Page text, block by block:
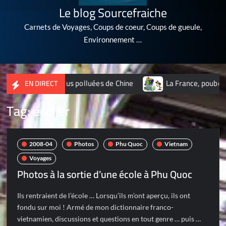
Le blog Sourcefraiche
Carnets de Voyages, Coups de coeur, Coups de gueule,
Environnement …
EN DIRECT
10 villes les plus polluées de Chine La France, poubelle
Tag:écolier
2008-04 Photos Phu Quoc
Vietnam
Voyages
Photos à la sortie d’une école à Phu Quoc
Ils rentraient de l’école … Lorsqu’ils m’ont aperçu, ils ont
fondu sur moi ! Armé de mon dictionnaire franco-
vietnamien, discussions et questions en tout genre … puis …